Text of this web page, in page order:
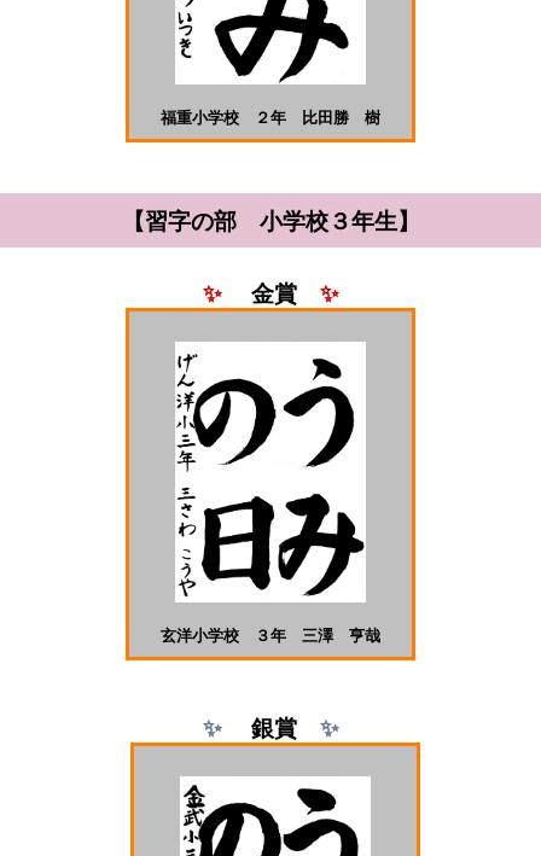
福重小学校 ２年 比田勝 樹
【習字の部 小学校３年生】
✨ 金賞 ✨
玄洋小学校 ３年 三澤 亨哉
✨ 銀賞 ✨